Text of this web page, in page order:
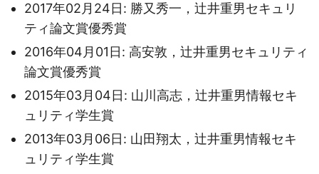
2017年02月24日: 勝又秀一，辻井重男セキュリ
ティ論文賞優秀賞
2016年04月01日: 高安敦，辻井重男セキュリティ
論文賞優秀賞
2015年03月04日: 山川高志，辻井重男情報セキ
ュリティ学生賞
2013年03月06日: 山田翔太，辻井重男情報セキ
ュリティ学生賞